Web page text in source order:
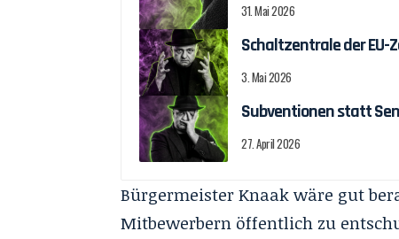
31. Mai 2026
Schaltzentrale der EU-
3. Mai 2026
Subventionen statt
27. April 2026
Bürgermeister Knaak wäre gut
Mitbewerbern öffentlich zu